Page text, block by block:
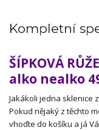
Kompletní
ŠÍPKOVÁ
alko nealko
Jakákoli jedna sklenice
Pokud nějaký z těchto
vhoďte do košíku a já